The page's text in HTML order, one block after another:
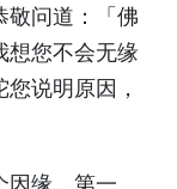
敬问道：「佛
想您不会无缘
说明原因，
缘。第一、